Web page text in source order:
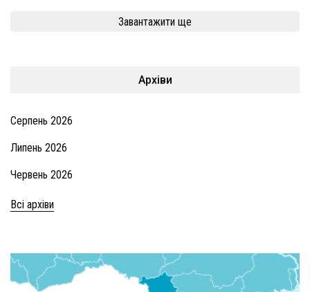
Завантажити ще
Архіви
Серпень 2026
Липень 2026
Червень 2026
Всі архіви